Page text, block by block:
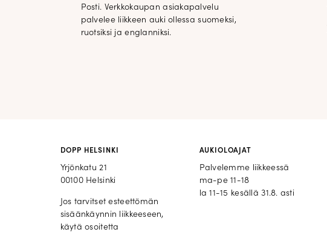
Posti. Verkkokaupan asiakapalvelu
palvelee liikkeen auki ollessa suomeksi,
ruotsiksi ja englanniksi.
DOPP HELSINKI
Yrjönkatu 21
00100 Helsinki
Jos tarvitset esteettömän
sisäänkäynnin liikkeeseen,
käytä osoitetta
AUKIOLOAJAT
Palvelemme liikkeessä
ma-pe 11-18
la 11-15 kesällä 31.8. asti